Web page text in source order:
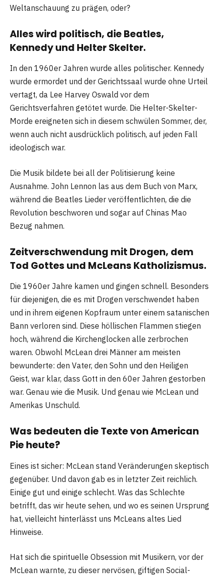
Weltanschauung zu prägen, oder?
Alles wird politisch, die Beatles,
Kennedy und Helter Skelter.
In den 1960er Jahren wurde alles politischer. Kennedy
wurde ermordet und der Gerichtssaal wurde ohne Urteil
vertagt, da Lee Harvey Oswald vor dem
Gerichtsverfahren getötet wurde. Die Helter-Skelter-
Morde ereigneten sich in diesem schwülen Sommer, der,
wenn auch nicht ausdrücklich politisch, auf jeden Fall
ideologisch war.
Die Musik bildete bei all der Politisierung keine
Ausnahme. John Lennon las aus dem Buch von Marx,
während die Beatles Lieder veröffentlichten, die die
Revolution beschworen und sogar auf Chinas Mao
Bezug nahmen.
Zeitverschwendung mit Drogen, dem
Tod Gottes und McLeans Katholizismus.
Die 1960er Jahre kamen und gingen schnell. Besonders
für diejenigen, die es mit Drogen verschwendet haben
und in ihrem eigenen Kopfraum unter einem satanischen
Bann verloren sind. Diese höllischen Flammen stiegen
hoch, während die Kirchenglocken alle zerbrochen
waren. Obwohl McLean drei Männer am meisten
bewunderte: den Vater, den Sohn und den Heiligen
Geist, war klar, dass Gott in den 60er Jahren gestorben
war. Genau wie die Musik. Und genau wie McLean und
Amerikas Unschuld.
Was bedeuten die Texte von American
Pie heute?
Eines ist sicher: McLean stand Veränderungen skeptisch
gegenüber. Und davon gab es in letzter Zeit reichlich.
Einige gut und einige schlecht. Was das Schlechte
betrifft, das wir heute sehen, und wo es seinen Ursprung
hat, vielleicht hinterlässt uns McLeans altes Lied
Hinweise.
Hat sich die spirituelle Obsession mit Musikern, vor der
McLean warnte, zu dieser nervösen, giftigen Social-